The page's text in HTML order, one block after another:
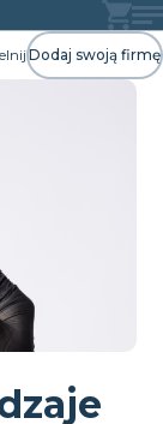
Dodaj swoją firmę